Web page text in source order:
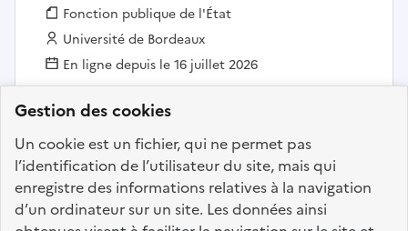
Gestion des cookies
Un cookie est un fichier, qui ne permet pas
l’identification de l’utilisateur du site, mais qui
enregistre des informations relatives à la navigation
d’un ordinateur sur un site. Les données ainsi
Fonction publique :
Fonction publique de l'État
Employeur :
Université de Bordeaux
En ligne depuis le 16 juillet 2026
Précédent 1 34 35 36